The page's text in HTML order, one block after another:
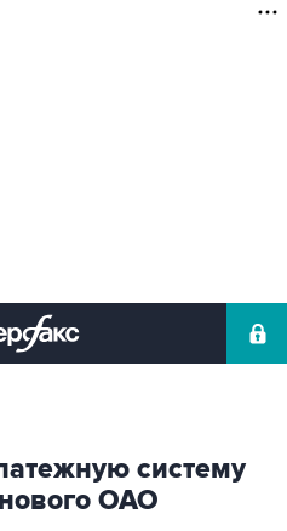
систему
ОАО